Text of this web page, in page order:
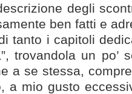
degli
ben fatti e
tanto i capitoli
trovandola un po’
a se stessa,
a mio gusto